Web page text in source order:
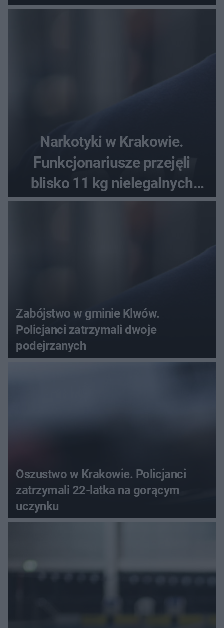
Narkotyki w Krakowie.
Funkcjonariusze przejęli
blisko 11 kg nielegalnych
substancji
Zabójstwo w gminie Klwów.
Policjanci zatrzymali dwoje
podejrzanych
Oszustwo w Krakowie. Policjanci
zatrzymali 22-latka na gorącym
uczynku